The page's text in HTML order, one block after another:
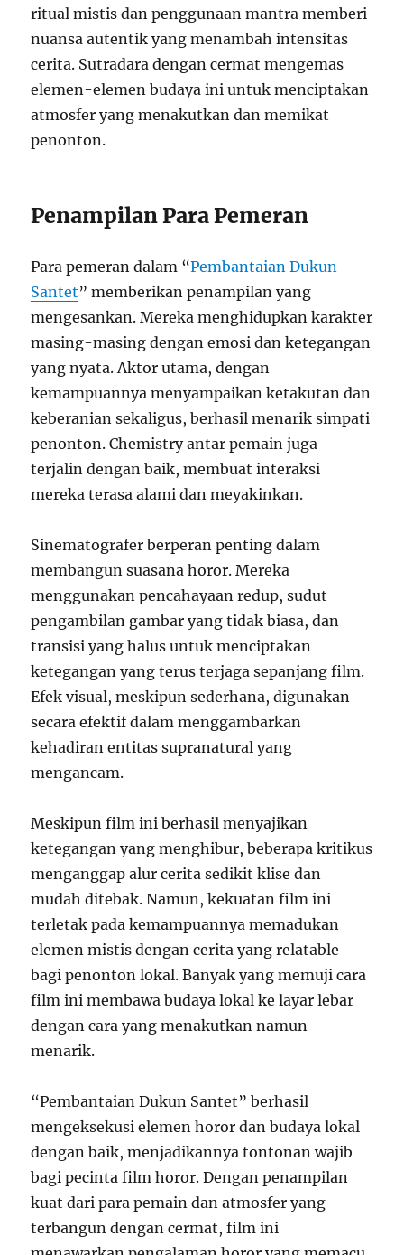
ritual mistis dan penggunaan mantra memberi
nuansa autentik yang menambah intensitas
cerita. Sutradara dengan cermat mengemas
elemen-elemen budaya ini untuk menciptakan
atmosfer yang menakutkan dan memikat
penonton.
Penampilan Para Pemeran
Para pemeran dalam “Pembantaian Dukun
Santet” memberikan penampilan yang
mengesankan. Mereka menghidupkan karakter
masing-masing dengan emosi dan ketegangan
yang nyata. Aktor utama, dengan
kemampuannya menyampaikan ketakutan dan
keberanian sekaligus, berhasil menarik simpati
penonton. Chemistry antar pemain juga
terjalin dengan baik, membuat interaksi
mereka terasa alami dan meyakinkan.
Sinematografer berperan penting dalam
membangun suasana horor. Mereka
menggunakan pencahayaan redup, sudut
pengambilan gambar yang tidak biasa, dan
transisi yang halus untuk menciptakan
ketegangan yang terus terjaga sepanjang film.
Efek visual, meskipun sederhana, digunakan
secara efektif dalam menggambarkan
kehadiran entitas supranatural yang
mengancam.
Meskipun film ini berhasil menyajikan
ketegangan yang menghibur, beberapa kritikus
menganggap alur cerita sedikit klise dan
mudah ditebak. Namun, kekuatan film ini
terletak pada kemampuannya memadukan
elemen mistis dengan cerita yang relatable
bagi penonton lokal. Banyak yang memuji cara
film ini membawa budaya lokal ke layar lebar
dengan cara yang menakutkan namun
menarik.
“Pembantaian Dukun Santet” berhasil
mengeksekusi elemen horor dan budaya lokal
dengan baik, menjadikannya tontonan wajib
bagi pecinta film horor. Dengan penampilan
kuat dari para pemain dan atmosfer yang
terbangun dengan cermat, film ini